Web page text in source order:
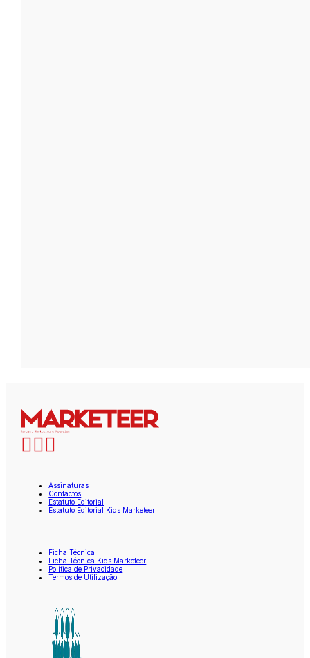
Assinaturas
Contactos
Estatuto Editorial
Estatuto Editorial Kids Marketeer
Ficha Técnica
Ficha Técnica Kids Marketeer
Política de Privacidade
Termos de Utilização